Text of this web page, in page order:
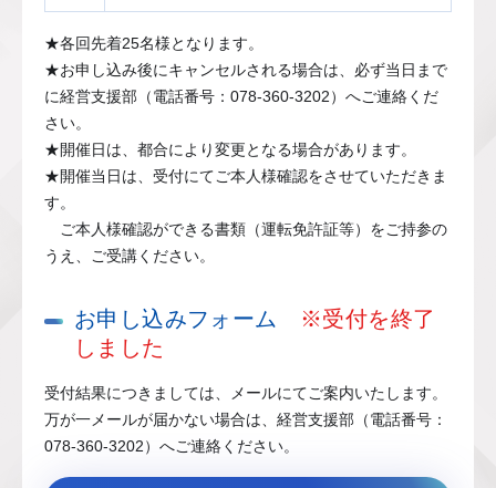
★各回先着25名様となります。
★お申し込み後にキャンセルされる場合は、必ず当日まで
に経営支援部（電話番号：078-360-3202）へご連絡くだ
さい。
★開催日は、都合により変更となる場合があります。
★開催当日は、受付にてご本人様確認をさせていただきま
す。
ご本人様確認ができる書類（運転免許証等）をご持参の
うえ、ご受講ください。
お申し込みフォーム ※受付を終了
しました
受付結果につきましては、メールにてご案内いたします。
万が一メールが届かない場合は、経営支援部（電話番号：
078-360-3202）へご連絡ください。